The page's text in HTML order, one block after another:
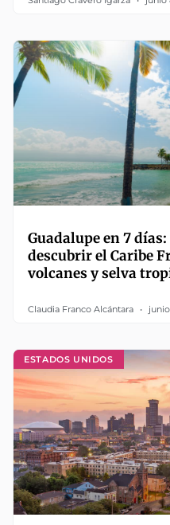
Guadalupe en 7
descubrir el Caribe
volcanes y selva
Claudia Franco Alcántara
ESTADOS UNIDOS